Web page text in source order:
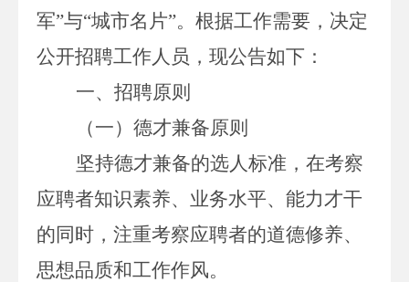
军”与“城市名片”。根据工作需要，决定
公开招聘工作人员， 现公告如下：
一、招聘原则
（一）德才兼备原则
坚持德才兼备的选人标准，在考察
应聘者知识素养、业务水平、能力才干
的同时，注重考察应聘者的道德修养、
思想品质和工作作风。